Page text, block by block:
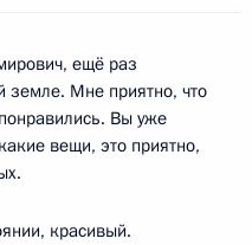
ещё раз
земле. Мне приятно, что
Вы уже
вещи, это приятно,
красивый.